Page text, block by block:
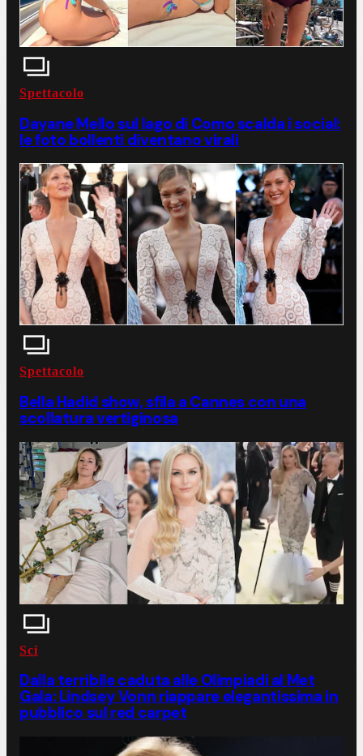
Spettacolo
Dayane Mello sul lago di Como scalda i social:
le foto bollenti diventano virali
Spettacolo
Bella Hadid show, sfila a Cannes con una
scollatura vertiginosa
Sci
Dalla terribile caduta alle Olimpiadi al Met
Gala: Lindsey Vonn riappare elegantissima in
pubblico sul red carpet